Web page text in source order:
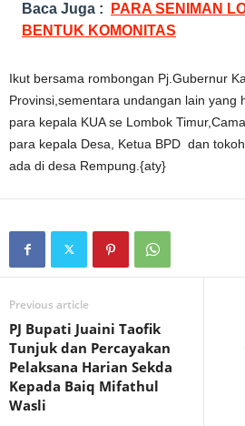
Baca Juga :
PARA SENIMAN
BENTUK KOMONITAS
Ikut bersama rombongan Pj.Gubernur
Provinsi,sementara undangan lain yang
para kepala KUA se Lombok
para kepala Desa, Ketua BPD dan
ada di desa Rempung.{aty}
Previous article
PJ Bupati Juaini Taofik
Tunjuk dan Percayakan
Pelaksana Harian Sekda
Kepada Baiq Mifathul
Wasli